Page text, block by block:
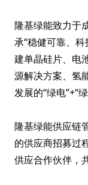
隆基绿能致力于
承“稳健可靠、
建单晶硅片、电
源解决方案、氢
发展的“绿电”+“
隆基绿能供应链
的供应商招募过
供应合作伙伴，